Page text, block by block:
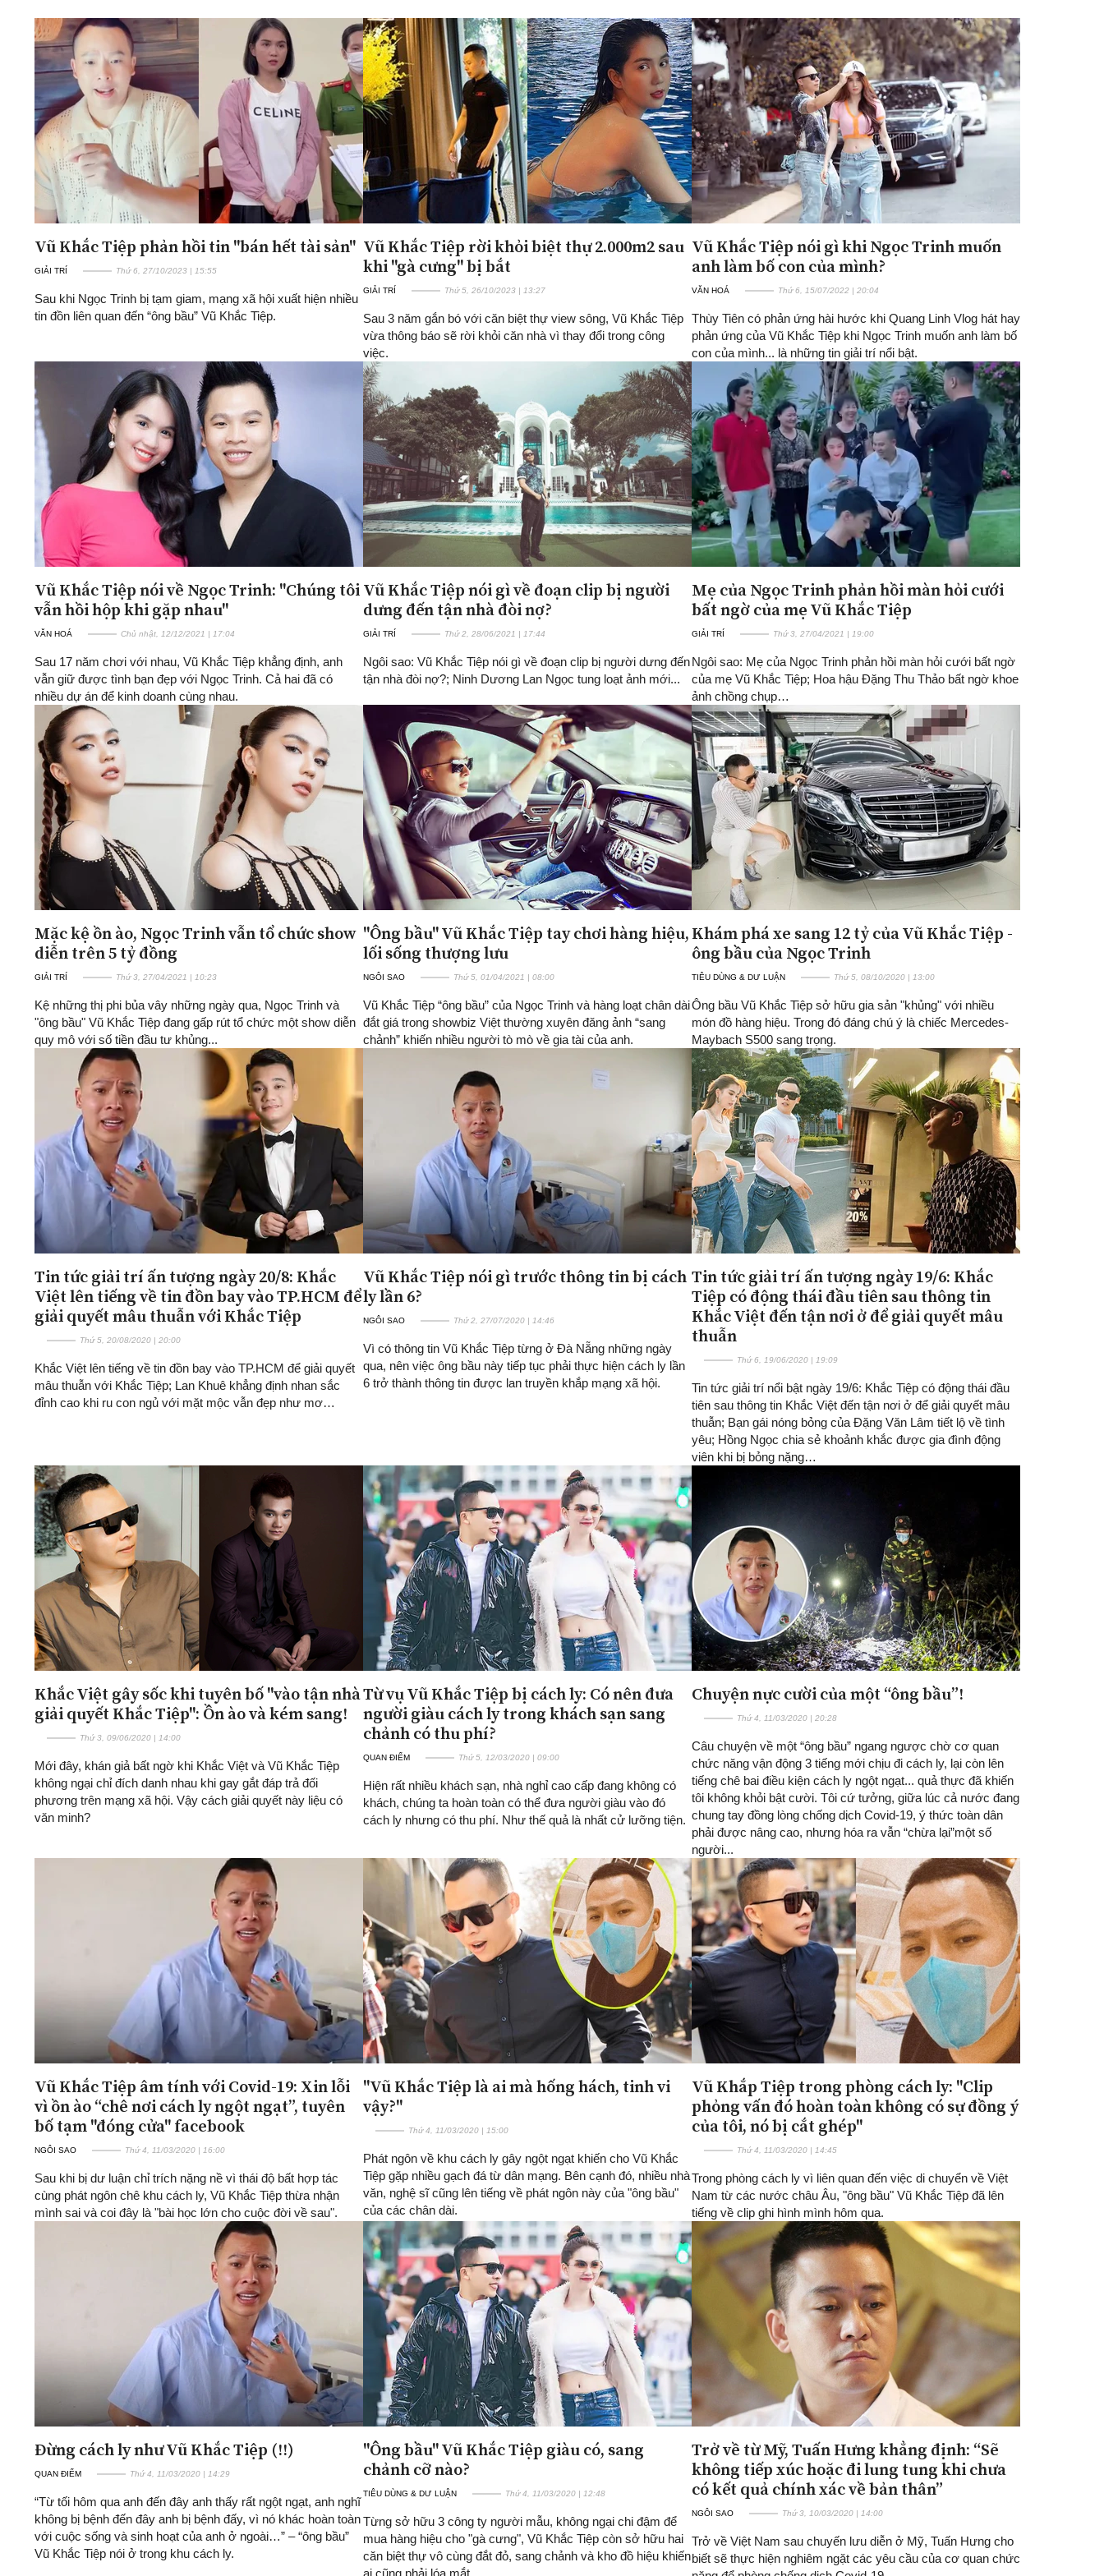
ĐA CHIỀU
Quan điểm
Xi nhan Trái Phải
Bạn đọc viết
INFOCUS
Đăng ký tin tức mới
Vũ Khắc Tiệp phản hồi tin "bán hết tài sản"
GIẢI TRÍ Thứ 6, 27/10/2023 | 15:55
Sau khi Ngọc Trinh bị tạm giam, mạng xã hội xuất hiện nhiều
tin đồn liên quan đến “ông bầu” Vũ Khắc Tiệp.
Vũ Khắc Tiệp rời khỏi biệt thự 2.000m2 sau
khi "gà cưng" bị bắt
GIẢI TRÍ Thứ 5, 26/10/2023 | 13:27
Sau 3 năm gắn bó với căn biệt thự view sông, Vũ Khắc Tiệp
vừa thông báo sẽ rời khỏi căn nhà vì thay đổi trong công
việc.
Vũ Khắc Tiệp nói gì khi Ngọc Trinh muốn
anh làm bố con của mình?
VĂN HOÁ Thứ 6, 15/07/2022 | 20:04
Thùy Tiên có phản ứng hài hước khi Quang Linh Vlog hát hay
phản ứng của Vũ Khắc Tiệp khi Ngọc Trinh muốn anh làm bố
con của mình... là những tin giải trí nổi bật.
Vũ Khắc Tiệp nói về Ngọc Trinh: "Chúng tôi
vẫn hồi hộp khi gặp nhau"
VĂN HOÁ Chủ nhật, 12/12/2021 | 17:04
Sau 17 năm chơi với nhau, Vũ Khắc Tiệp khẳng định, anh
vẫn giữ được tình bạn đẹp với Ngọc Trinh. Cả hai đã có
nhiều dự án để kinh doanh cùng nhau.
Vũ Khắc Tiệp nói gì về đoạn clip bị người
dưng đến tận nhà đòi nợ?
GIẢI TRÍ Thứ 2, 28/06/2021 | 17:44
Ngôi sao: Vũ Khắc Tiệp nói gì về đoạn clip bị người dưng đến
tận nhà đòi nợ?; Ninh Dương Lan Ngọc tung loạt ảnh mới...
Mẹ của Ngọc Trinh phản hồi màn hỏi cưới
bất ngờ của mẹ Vũ Khắc Tiệp
GIẢI TRÍ Thứ 3, 27/04/2021 | 19:00
Ngôi sao: Mẹ của Ngọc Trinh phản hồi màn hỏi cưới bất ngờ
của mẹ Vũ Khắc Tiệp; Hoa hậu Đặng Thu Thảo bất ngờ khoe
ảnh chồng chụp…
Mặc kệ ồn ào, Ngọc Trinh vẫn tổ chức show
diễn trên 5 tỷ đồng
GIẢI TRÍ Thứ 3, 27/04/2021 | 10:23
Kệ những thị phi bủa vây những ngày qua, Ngọc Trinh và
"ông bầu" Vũ Khắc Tiệp đang gấp rút tổ chức một show diễn
quy mô với số tiền đầu tư khủng...
"Ông bầu" Vũ Khắc Tiệp tay chơi hàng hiệu,
lối sống thượng lưu
NGÔI SAO Thứ 5, 01/04/2021 | 08:00
Vũ Khắc Tiệp “ông bầu” của Ngọc Trinh và hàng loạt chân dài
đắt giá trong showbiz Việt thường xuyên đăng ảnh “sang
chảnh” khiến nhiều người tò mò về gia tài của anh.
Khám phá xe sang 12 tỷ của Vũ Khắc Tiệp -
ông bầu của Ngọc Trinh
TIÊU DÙNG & DƯ LUẬN Thứ 5, 08/10/2020 | 13:00
Ông bầu Vũ Khắc Tiệp sở hữu gia sản "khủng" với nhiều
món đồ hàng hiệu. Trong đó đáng chú ý là chiếc Mercedes-
Maybach S500 sang trọng.
Tin tức giải trí ấn tượng ngày 20/8: Khắc
Việt lên tiếng về tin đồn bay vào TP.HCM để
giải quyết mâu thuẫn với Khắc Tiệp
Thứ 5, 20/08/2020 | 20:00
Khắc Việt lên tiếng về tin đồn bay vào TP.HCM để giải quyết
mâu thuẫn với Khắc Tiệp; Lan Khuê khẳng định nhan sắc
đỉnh cao khi ru con ngủ với mặt mộc vẫn đẹp như mơ…
Vũ Khắc Tiệp nói gì trước thông tin bị cách
ly lần 6?
NGÔI SAO Thứ 2, 27/07/2020 | 14:46
Vì có thông tin Vũ Khắc Tiệp từng ở Đà Nẵng những ngày
qua, nên việc ông bầu này tiếp tục phải thực hiện cách ly lần
6 trở thành thông tin được lan truyền khắp mạng xã hội.
Tin tức giải trí ấn tượng ngày 19/6: Khắc
Tiệp có động thái đầu tiên sau thông tin
Khắc Việt đến tận nơi ở để giải quyết mâu
thuẫn
Thứ 6, 19/06/2020 | 19:09
Tin tức giải trí nổi bật ngày 19/6: Khắc Tiệp có động thái đầu
tiên sau thông tin Khắc Việt đến tận nơi ở để giải quyết mâu
thuẫn; Bạn gái nóng bỏng của Đặng Văn Lâm tiết lộ về tình
yêu; Hồng Ngọc chia sẻ khoảnh khắc được gia đình động
viên khi bị bỏng nặng…
Khắc Việt gây sốc khi tuyên bố "vào tận nhà
giải quyết Khắc Tiệp": Ồn ào và kém sang!
Thứ 3, 09/06/2020 | 14:00
Mới đây, khán giả bất ngờ khi Khắc Việt và Vũ Khắc Tiệp
không ngại chỉ đích danh nhau khi gay gắt đáp trả đối
phương trên mạng xã hội. Vậy cách giải quyết này liệu có
văn minh?
Từ vụ Vũ Khắc Tiệp bị cách ly: Có nên đưa
người giàu cách ly trong khách sạn sang
chảnh có thu phí?
QUAN ĐIỂM Thứ 5, 12/03/2020 | 09:00
Hiện rất nhiều khách sạn, nhà nghỉ cao cấp đang không có
khách, chúng ta hoàn toàn có thể đưa người giàu vào đó
cách ly nhưng có thu phí. Như thế quả là nhất cử lưỡng tiện.
Chuyện nực cười của một “ông bầu”!
Thứ 4, 11/03/2020 | 20:28
Câu chuyện về một “ông bầu” ngang ngược chờ cơ quan
chức năng vận động 3 tiếng mới chịu đi cách ly, lại còn lên
tiếng chê bai điều kiện cách ly ngột ngạt... quả thực đã khiến
tôi không khỏi bật cười. Tôi cứ tưởng, giữa lúc cả nước đang
chung tay đồng lòng chống dịch Covid-19, ý thức toàn dân
phải được nâng cao, nhưng hóa ra vẫn “chừa lại”một số
người...
Vũ Khắc Tiệp âm tính với Covid-19: Xin lỗi
vì ồn ào “chê nơi cách ly ngột ngạt”, tuyên
bố tạm "đóng cửa" facebook
NGÔI SAO Thứ 4, 11/03/2020 | 16:00
Sau khi bị dư luận chỉ trích nặng nề vì thái độ bất hợp tác
cùng phát ngôn chê khu cách ly, Vũ Khắc Tiệp thừa nhận
mình sai và coi đây là "bài học lớn cho cuộc đời về sau".
"Vũ Khắc Tiệp là ai mà hống hách, tinh vi
vậy?"
Thứ 4, 11/03/2020 | 15:00
Phát ngôn về khu cách ly gây ngột ngạt khiến cho Vũ Khắc
Tiệp gặp nhiều gạch đá từ dân mạng. Bên cạnh đó, nhiều nhà
văn, nghệ sĩ cũng lên tiếng về phát ngôn này của "ông bầu"
của các chân dài.
Vũ Khắp Tiệp trong phòng cách ly: "Clip
phỏng vấn đó hoàn toàn không có sự đồng ý
của tôi, nó bị cắt ghép"
Thứ 4, 11/03/2020 | 14:45
Trong phòng cách ly vì liên quan đến việc di chuyển về Việt
Nam từ các nước châu Âu, "ông bầu" Vũ Khắc Tiệp đã lên
tiếng về clip ghi hình mình hôm qua.
Đừng cách ly như Vũ Khắc Tiệp (!!)
QUAN ĐIỂM Thứ 4, 11/03/2020 | 14:29
“Từ tối hôm qua anh đến đây anh thấy rất ngột ngạt, anh nghĩ
không bị bệnh đến đây anh bị bệnh đấy, vì nó khác hoàn toàn
với cuộc sống và sinh hoạt của anh ở ngoài…” – “ông bầu”
Vũ Khắc Tiệp nói ở trong khu cách ly.
"Ông bầu" Vũ Khắc Tiệp giàu có, sang
chảnh cỡ nào?
TIÊU DÙNG & DƯ LUẬN Thứ 4, 11/03/2020 | 12:48
Từng sở hữu 3 công ty người mẫu, không ngại chi đậm để
mua hàng hiệu cho "gà cưng", Vũ Khắc Tiệp còn sở hữu hai
căn biệt thự vô cùng đắt đỏ, sang chảnh và kho đồ hiệu khiến
ai cũng phải lóa mắt.
Trở về từ Mỹ, Tuấn Hưng khẳng định: “Sẽ
không tiếp xúc hoặc đi lung tung khi chưa
có kết quả chính xác về bản thân”
NGÔI SAO Thứ 3, 10/03/2020 | 14:00
Trở về Việt Nam sau chuyến lưu diễn ở Mỹ, Tuấn Hưng cho
biết sẽ thực hiện nghiêm ngặt các yêu cầu của cơ quan chức